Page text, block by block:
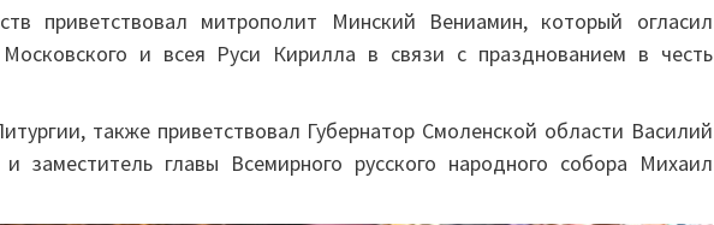
приветствовал митрополит Минский Вениамин, который огласил
и всея Руси Кирилла в связи с празднованием в честь
также приветствовал Губернатор Смоленской области Василий
заместитель главы Всемирного русского народного собора Михаил